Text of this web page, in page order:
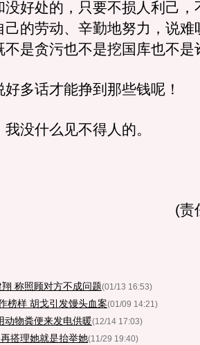
没好处的，只要不损人利己，
己的劳动、辛勤地努力，说难
不是贪污也不是挖国库也不是
话才能挣到那些钱呢！
什么见不得人的。
(责
称照顾对方不成问题(01/13 16:53)
榜样 胡戈引发馒头血案(01/09 14:21)
动物粪便来发电供暖(12/14 17:03)
搭理她就是抬举她(11/29 19:40)